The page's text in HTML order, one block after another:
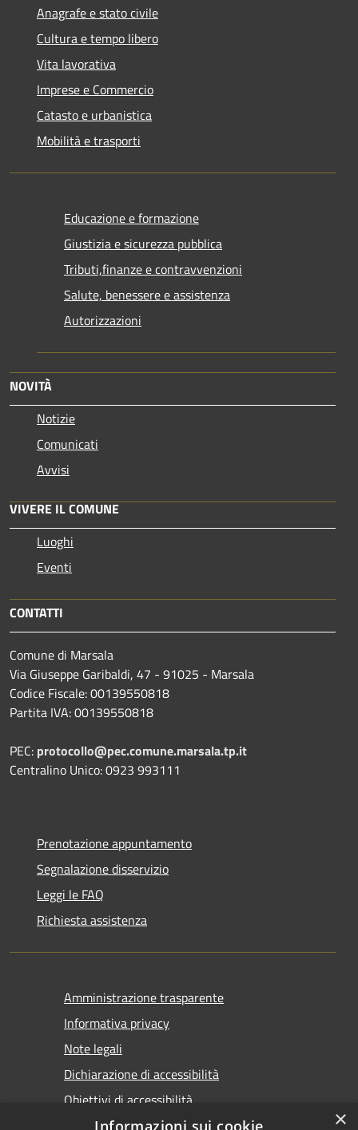
Anagrafe e stato civile
Cultura e tempo libero
Vita lavorativa
Imprese e Commercio
Catasto e urbanistica
Mobilità e trasporti
Educazione e formazione
Giustizia e sicurezza pubblica
Tributi,finanze e contravvenzioni
Salute, benessere e assistenza
Autorizzazioni
NOVITÀ
Notizie
Comunicati
Avvisi
VIVERE IL COMUNE
Luoghi
Eventi
CONTATTI
Comune di Marsala
Via Giuseppe Garibaldi, 47 - 91025 - Marsala
Codice Fiscale: 00139550818
Partita IVA: 00139550818
PEC: protocollo@pec.comune.marsala.tp.it
Centralino Unico: 0923 993111
Prenotazione appuntamento
Segnalazione disservizio
Leggi le FAQ
Richiesta assistenza
Amministrazione trasparente
Informativa privacy
Note legali
Dichiarazione di accessibilità
Obiettivi di accessibilità
×
Informazioni sui cookie